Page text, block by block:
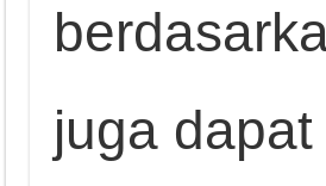
juga